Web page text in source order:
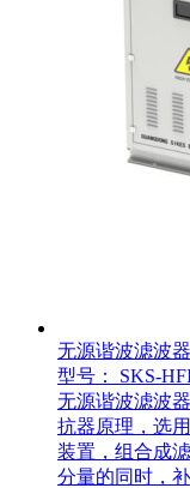
无源谐波滤波
型号： SKS-
无源谐波滤波
抗器原理，选
装置，组合成
分量的同时，